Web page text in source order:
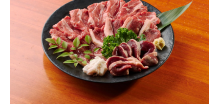
ジンギスカンコースで賢く脂肪燃焼習慣